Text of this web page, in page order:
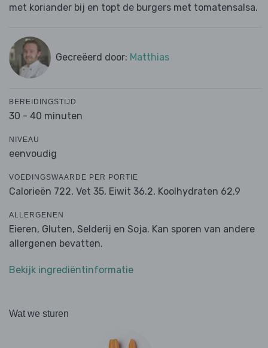
met koriander bij en topt de burgers met tomatensalsa.
Gecreëerd door: Matthias
BEREIDINGSTIJD
30 - 40 minuten
NIVEAU
eenvoudig
VOEDINGSWAARDE PER PORTIE
Calorieën 722, Vet 35, Eiwit 36.2, Koolhydraten 62.9
ALLERGENEN
Eieren, Gluten, Selderij en Soja. Kan sporen van andere
allergenen bevatten.
Bekijk ingrediëntinformatie
Wat we sturen